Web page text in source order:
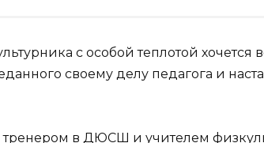
с особой теплотой хочется
своему делу педагога и
тренером в ДЮСШ и учителем